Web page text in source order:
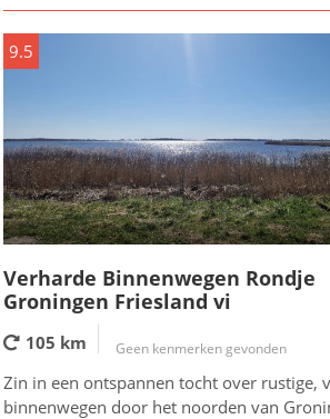
9.5
Verharde Binnenwegen Rondje
Groningen Friesland vi
105 km Geen kenmerken gevonden
Zin in een ontspannen tocht over rustige,
binnenwegen door het noorden van